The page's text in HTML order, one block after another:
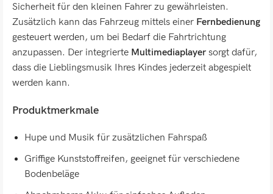
Sicherheit für den kleinen Fahrer zu gewährleisten.
Zusätzlich kann das Fahrzeug mittels einer Fernbedienung
gesteuert werden, um bei Bedarf die Fahrtrichtung
anzupassen. Der integrierte Multimediaplayersorgt dafür,
dass die Lieblingsmusik Ihres Kindes jederzeit abgespielt
werden kann.
Produktmerkmale
Hupe und Musik für zusätzlichen Fahrspaß
Griffige Kunststoffreifen, geeignet für verschiedene
Bodenbeläge